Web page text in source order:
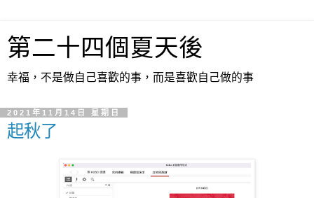
第二十四個夏天後
幸福，不是做自己喜歡的事，而是喜歡自己做的事
2021年11月14日 星期日
起秋了